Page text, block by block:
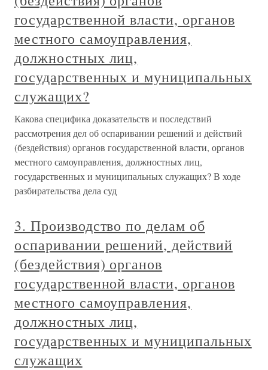
государственной власти, органов
местного самоуправления,
должностных лиц,
государственных и муниципальных
служащих?
Какова специфика доказательств и последствий
рассмотрения дел об оспаривании решений и действий
(бездействия) органов государственной власти, органов
местного самоуправления, должностных лиц,
государственных и муниципальных служащих? В ходе
разбирательства дела суд
3. Производство по делам об
оспаривании решений, действий
(бездействия) органов
государственной власти, органов
местного самоуправления,
должностных лиц,
государственных и муниципальных
служащих